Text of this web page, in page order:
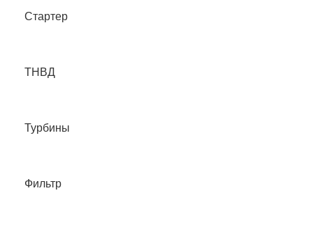
Стартер
ТНВД
Турбины
Фильтр